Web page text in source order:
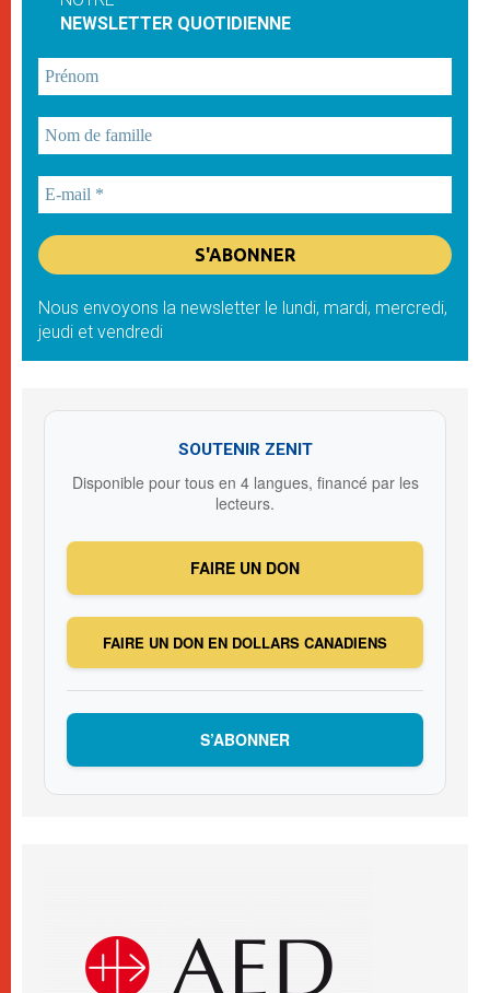
NEWSLETTER QUOTIDIENNE
Nous envoyons la newsletter le lundi, mardi, mercredi,
jeudi et vendredi
SOUTENIR ZENIT
Disponible pour tous en 4 langues, financé par les
lecteurs.
FAIRE UN DON
FAIRE UN DON EN DOLLARS CANADIENS
S’ABONNER